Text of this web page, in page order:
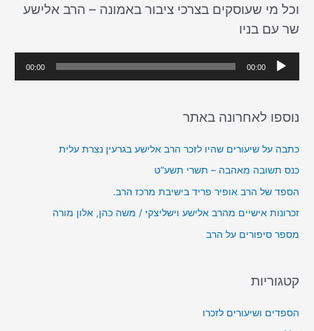
r
c
h
וכל מי שעוסקים בצרכי ציבור באמונה – הרב אלישע
שר עם בניו
ג
א
ד
י
ו
00:00
00:00
נוספו לאחרונה באתר
כתבה על שיעורים שהיו לזכר הרב אלישע בגרעין נצרת עלית
כנס תשובה מאהבה – תשרי תשע”ט
הספד של הרב אופיר פריד בישיבת מרכז הרב.
זכרונות אישיים מהרב אלישע וישליצקי / משה כהן, אלון מורה
מספר סיפורים על הרב
קטגוריות
הספדים ושיעורים לזכרו